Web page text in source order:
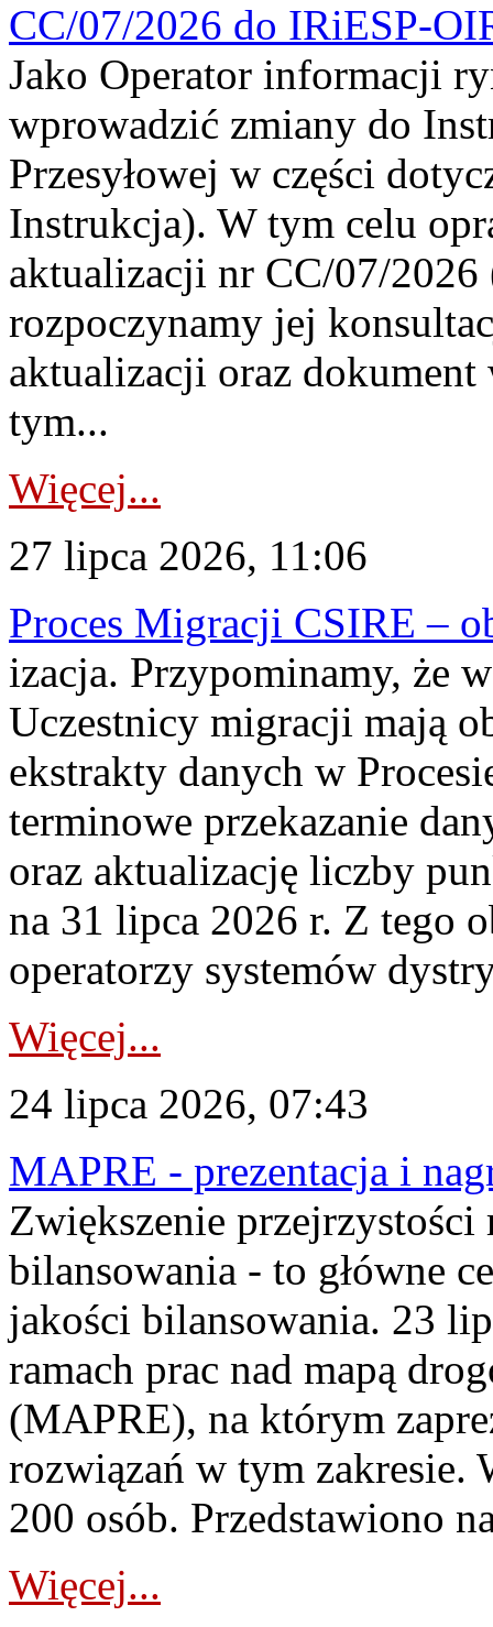
CC/07/2026 do IRiESP-
Jako Operator informacji
wprowadzić zmiany do
Przesyłowej w części
Instrukcja). W tym celu
aktualizacji nr CC/07/
rozpoczynamy jej
aktualizacji oraz
tym...
Więcej...
27 lipca 2026, 11:06
Proces Migracji CSIRE –
izacja. Przypominamy, że
Uczestnicy migracji mają
ekstrakty danych w
terminowe przekazanie
oraz aktualizację liczby
na 31 lipca 2026 r. Z tego
operatorzy systemów
Więcej...
24 lipca 2026, 07:43
MAPRE - prezentacja i
Zwiększenie
bilansowania - to główne
jakości bilansowania. 23
ramach prac nad mapą
(MAPRE), na którym
rozwiązań w tym zakresie.
200 osób. Przedstawiono
Więcej...